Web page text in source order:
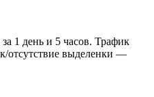
1 день и 5 часов. Трафик
отсутствие выделенки —